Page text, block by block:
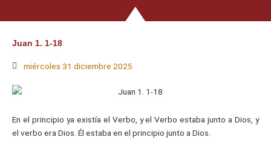
Juan 1. 1-18
miércoles 31 diciembre 2025
En el principio ya existía el Verbo, y el Verbo estaba junto a Dios, y
el verbo era Dios. Él estaba en el principio junto a Dios.